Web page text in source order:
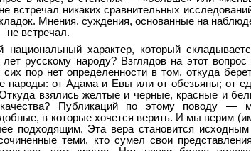
встречал никаких сравнительных
Мнения, суждения, основанные на
не встречал.
национальный характер, который
русскому народу? Взглядов на этот
пор нет определенности в том, откуда
народы: от Адама и Евы или от обезьяны; от
Откуда взялись желтые и черные, красные и
качества? Публикаций по этому поводу —
в которые хочется верить. И мы верим
подходящим. Эта вера становится
теми, кто сумел свои